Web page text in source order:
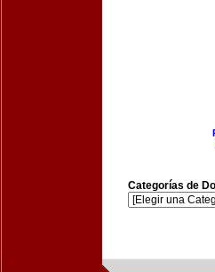
Categorías de